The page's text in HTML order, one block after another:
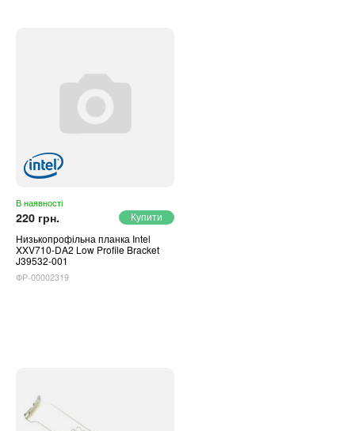
В наявності
220 грн.
Низькопрофільна планка Intel
XXV710-DA2 Low Profile Bracket
J39532-001
ФР-00002319